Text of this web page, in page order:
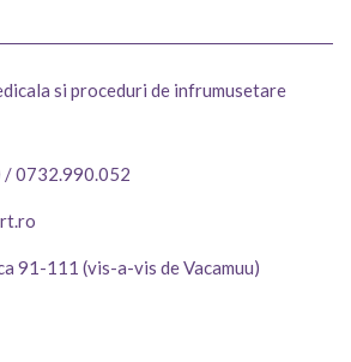
si proceduri de infrumusetare
/0732.990.052
91-111 (vis-a-vis de Vacamuu)